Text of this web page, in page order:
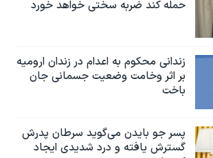
حمله کند ضربه سختی خواهد خورد
زندانی محکوم به اعدام در زندان ارومیه
بر اثر وخامت وضعیت جسمانی جان
باخت
پسر جو بایدن می‌گوید سرطان پدرش
گسترش یافته و درد شدیدی ایجاد